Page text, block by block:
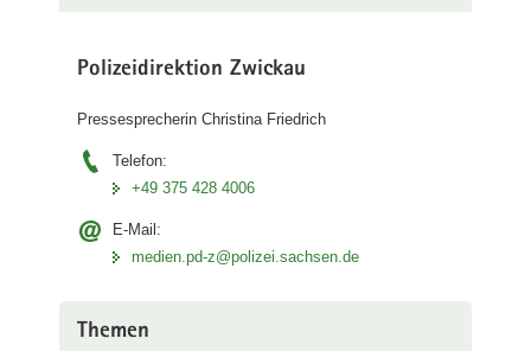
Polizeidirektion Zwickau
Pressesprecherin Christina Friedrich
Telefon:
+49 375 428 4006
E-Mail:
medien.pd-z@polizei.sachsen.de
Themen